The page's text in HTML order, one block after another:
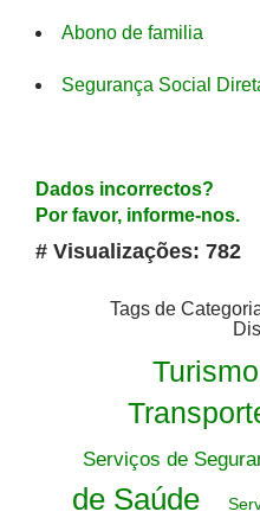
Abono de familia
Segurança Social
Dados incorrectos?
Por favor, informe-nos.
# Visualizações: 782
Tags de
Serviços de
de Saúde